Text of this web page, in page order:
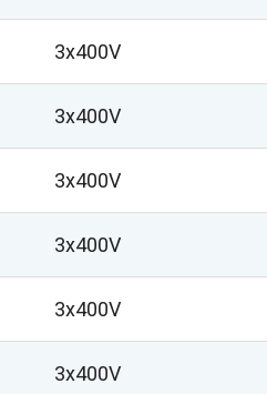
3x400V
3x400V
3x400V
3x400V
3x400V
3x400V